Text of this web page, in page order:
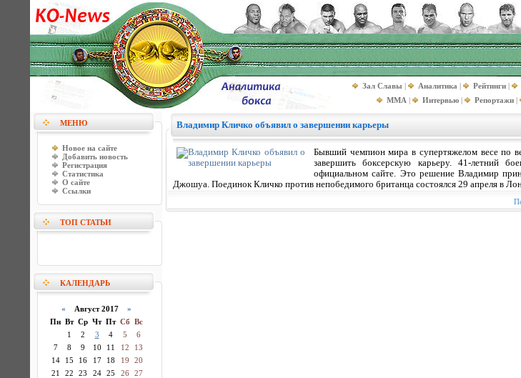
Зал Славы | Аналитика | Рейтинги |
MMA | Интервью | Репортажи |
МЕНЮ
Новое на сайте
Добавить новость
Регистрация
Статистика
О сайте
Ссылки
ТОП СТАТЬИ
КАЛЕНДАРЬ
« Август 2017 »
Пн Вт Ср Чт Пт Сб Вс
1
2 3 4 5
6
7
8 9 10 11 12
13
14
15 16 17 18 19
20
21
22 23 24 25 26 27
Владимир Кличко объявил о завершении карьеры
Бывший чемпион мира в супертяжелом весе по
завершить боксерскую карьеру. 41-летний
официальном сайте. Это решение Владимир
Джошуа. Поединок Кличко против непобедимого британца состоялся 29 апреля в